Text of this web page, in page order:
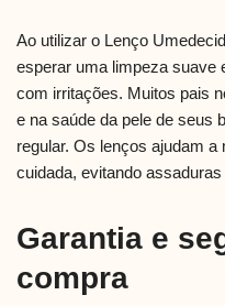
Ao utilizar o Lenço
esperar uma limpeza suave
com irritações. Muitos pais
e na saúde da pele de seus
regular. Os lenços ajudam a
cuidada, evitando
Garantia e
compra